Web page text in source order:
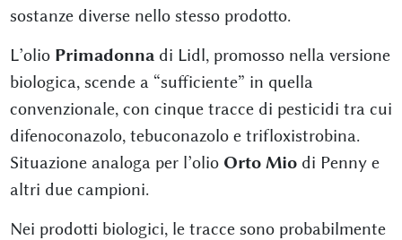
sostanze diverse nello stesso prodotto.
L’olio Primadonnadi Lidl, promosso nella versione
biologica, scende a “sufficiente” in quella
convenzionale, con cinque tracce di pesticidi tra cui
difenoconazolo, tebuconazolo e trifloxistrobina.
Situazione analoga per l’olio Orto Miodi Penny e
altri due campioni.
Nei prodotti biologici, le tracce sono probabilmente